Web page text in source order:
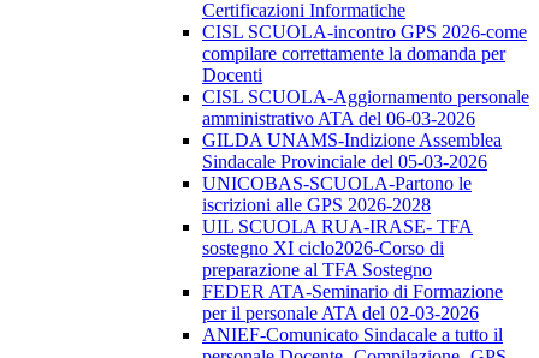
Certificazioni Informatiche
CISL SCUOLA-incontro GPS 2026-come
compilare correttamente la domanda per
Docenti
CISL SCUOLA-Aggiornamento personale
amministrativo ATA del 06-03-2026
GILDA UNAMS-Indizione Assemblea
Sindacale Provinciale del 05-03-2026
UNICOBAS-SCUOLA-Partono le
iscrizioni alle GPS 2026-2028
UIL SCUOLA RUA-IRASE- TFA
sostegno XI ciclo2026-Corso di
preparazione al TFA Sostegno
FEDER ATA-Seminario di Formazione
per il personale ATA del 02-03-2026
ANIEF-Comunicato Sindacale a tutto il